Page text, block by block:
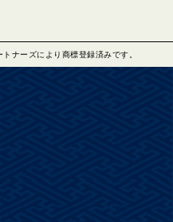
ナーズにより商標登録済みです。